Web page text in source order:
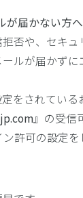
が届かない方
否や、セキ
ルが届かず
をされている
』の受信
許可の設定